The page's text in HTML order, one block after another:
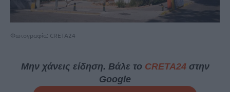
Φωτογραφία: CRETA24
Μην χάνεις είδηση. Βάλε το CRETA24στην
Google